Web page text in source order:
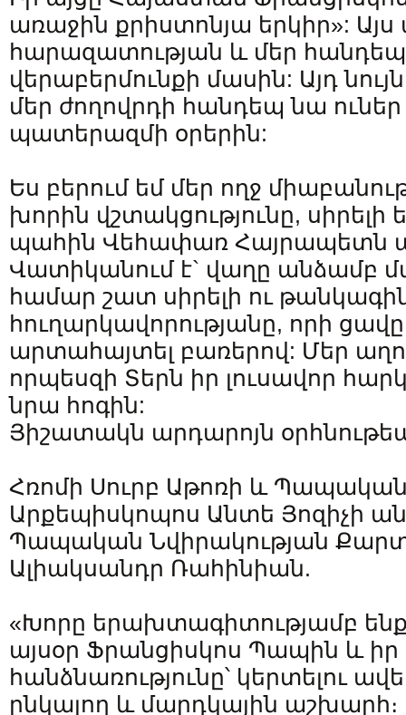
առաջին քրիստոնյա երկիր»: Այս
հարազատության և մեր
վերաբերմունքի մասին: Այդ
մեր ժողովրդի հանդեպ նա
պատերազմի օրերին:
Ես բերում եմ մեր ողջ
խորին վշտակցությունը, սիրելի
պահին Վեհափառ Հայրապետն
Վատիկանում է` վաղը անձամբ
համար շատ սիրելի ու
հուղարկավորությանը, որի
արտահայտել բառերով: Մեր
որպեսզի Տերն իր լուսավոր
նրա հոգին:
Յիշատակն արդարոյն
Հռոմի Սուրբ Աթոռի և
Արքեպիսկոպոս Անտե Յոզիչի
Պապական Նվիրակության
Ալիակսանդր Ռահինիան.
«Խորը երախտագիտությամբ
այսօր Ֆրանցիսկոս Պապին և իր
հանձնառությունը՝ կերտելու
ընկալող և մարդկային աշխարհ։